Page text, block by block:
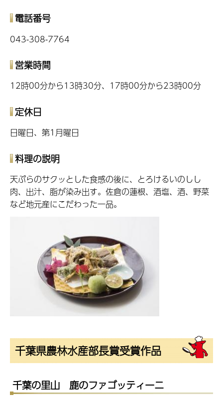
電話番号
043-308-7764
営業時間
12時00分から13時30分、17時00分から23時00分
定休日
日曜日、第1月曜日
料理の説明
天ぷらのサクッとした食感の後に、とろけるいのしし
肉、出汁、脂が染み出す。佐倉の蓮根、酒塩、酒、野菜
など地元産にこだわった一品。
千葉県農林水産部長賞受賞作品
千葉の里山 鹿のファゴッティーニ